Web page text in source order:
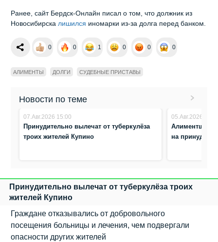
Ранее, сайт Бердск-Онлайн писал о том, что должник из
Новосибирскалишился иномарки из-за долга перед банком.
0 0 1 0 0 0
АЛИМЕНТЫ ДОЛГИ СУДЕБНЫЕ ПРИСТАВЫ
Новости по теме
07.Авг.2026 15:00
Принудительно вылечат от туберкулёза
троих жителей Купино
05.Авг.2026
Алиментщица
на
Принудительно вылечат от туберкулёза троих
жителей Купино
Граждане отказывались от добровольного
посещения больницы и лечения, чем подвергали
опасности других жителей